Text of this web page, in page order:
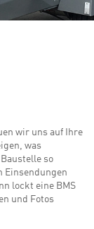
wir uns auf Ihre
was
so
Einsendungen
lockt eine BMS
und Fotos